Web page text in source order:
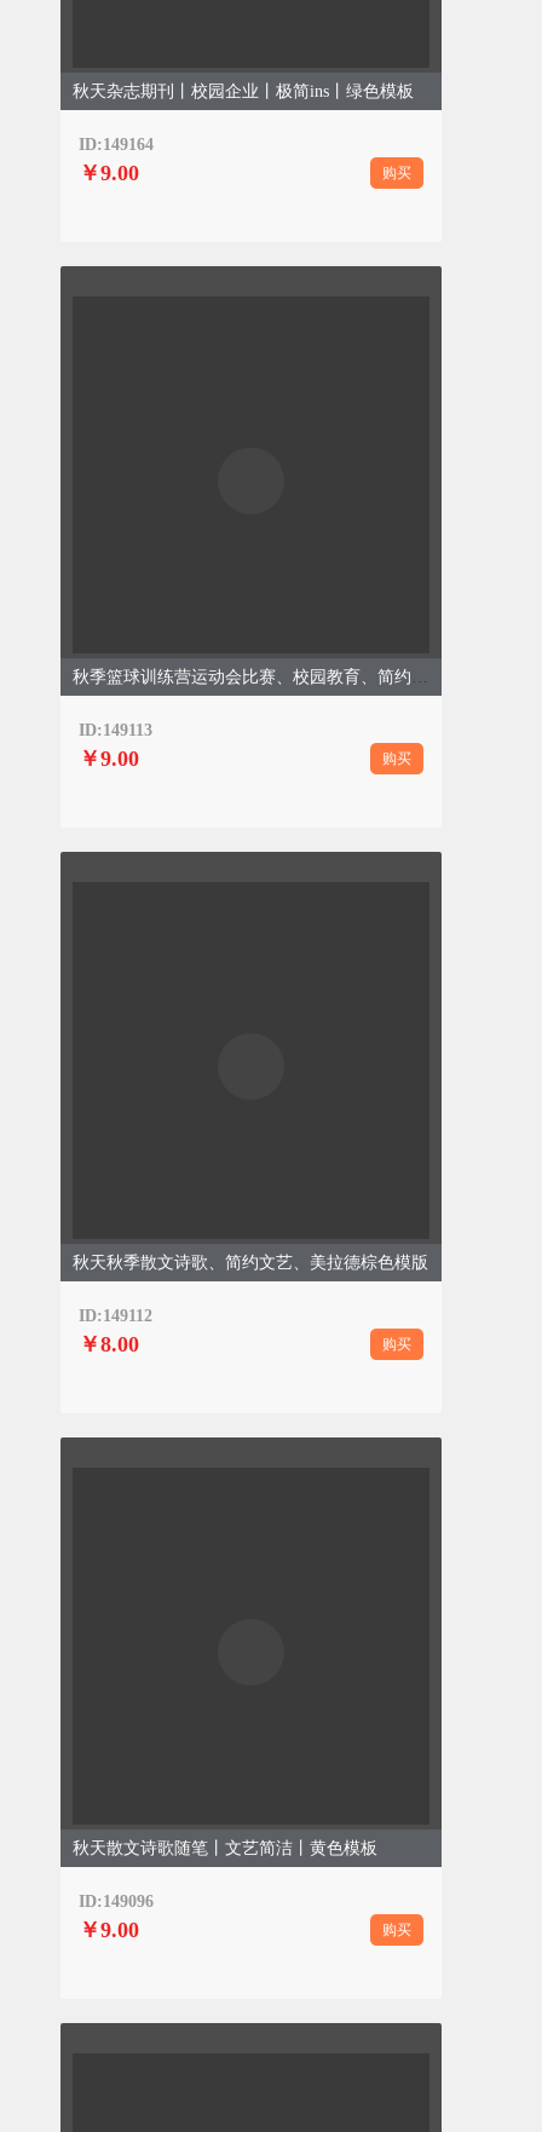
秋天杂志期刊丨校园企业丨极简ins丨绿色模板
ID:149164
￥9.00 购买
ID:149113
￥9.00 购买
秋天秋季散文诗歌、简约文艺、美拉德棕色模版
ID:149112
￥8.00 购买
秋天散文诗歌随笔丨文艺简洁丨黄色模板
ID:149096
￥9.00 购买